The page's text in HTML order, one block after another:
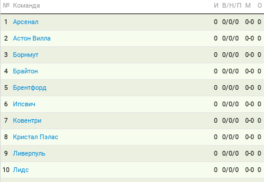
№ Команда И В/Н/П М О
1 Арсенал 0 0/0/0 0-0 0
2 Астон Вилла 0 0/0/0 0-0 0
3 Борнмут 0 0/0/0 0-0 0
4 Брайтон 0 0/0/0 0-0 0
5 Брентфорд 0 0/0/0 0-0 0
6 Ипсвич 0 0/0/0 0-0 0
7 Ковентри 0 0/0/0 0-0 0
8 Кристал Пэлас 0 0/0/0 0-0 0
9 Ливерпуль 0 0/0/0 0-0 0
10 Лидс 0 0/0/0 0-0 0